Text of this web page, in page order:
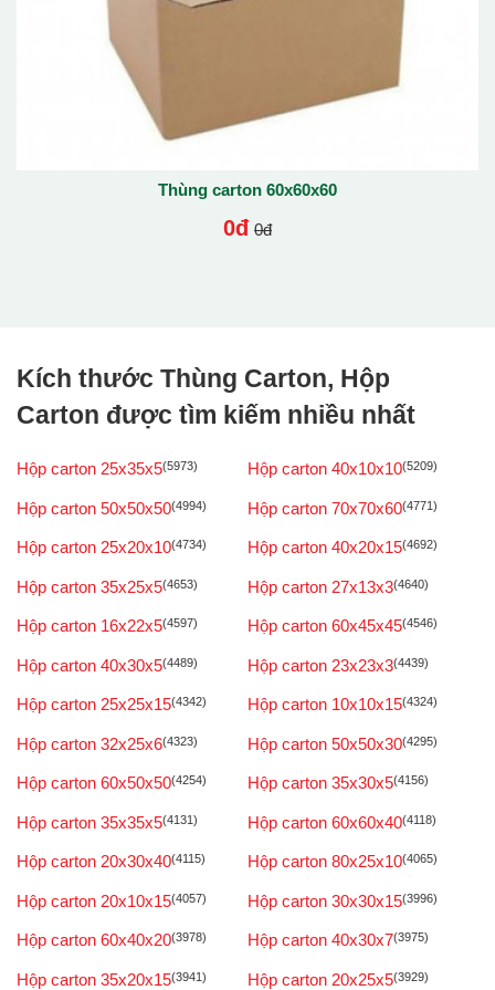
Thùng carton 60x60x60
0đ 0đ
Kích thước Thùng Carton, Hộp
Carton được tìm kiếm nhiều nhất
Hộp carton 25x35x5(5973) Hộp carton 40x10x10(5209)
Hộp carton 50x50x50(4994) Hộp carton 70x70x60(4771)
Hộp carton 25x20x10(4734) Hộp carton 40x20x15(4692)
Hộp carton 35x25x5(4653) Hộp carton 27x13x3(4640)
Hộp carton 16x22x5(4597) Hộp carton 60x45x45(4546)
Hộp carton 40x30x5(4489) Hộp carton 23x23x3(4439)
Hộp carton 25x25x15(4342) Hộp carton 10x10x15(4324)
Hộp carton 32x25x6(4323) Hộp carton 50x50x30(4295)
Hộp carton 60x50x50(4254) Hộp carton 35x30x5(4156)
Hộp carton 35x35x5(4131) Hộp carton 60x60x40(4118)
Hộp carton 20x30x40(4115) Hộp carton 80x25x10(4065)
Hộp carton 20x10x15(4057) Hộp carton 30x30x15(3996)
Hộp carton 60x40x20(3978) Hộp carton 40x30x7(3975)
Hộp carton 35x20x15(3941) Hộp carton 20x25x5(3929)